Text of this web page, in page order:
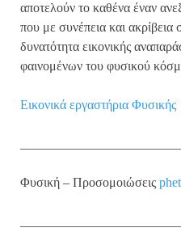
αποτελούν το καθένα έναν
που με συνέπεια και ακρίβεια
δυνατότητα εικονικής
φαινομένων του φυσικού
Εικονικά εργαστήρια Φυσικής
Φυσική – Προσομοιώσεις